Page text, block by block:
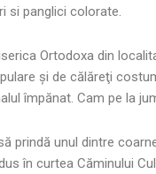
si panglici colorate.
Ortodoxa din
şi de călăreţi
împănat. Cam pe la
prindă unul dintre
în curtea Căminului